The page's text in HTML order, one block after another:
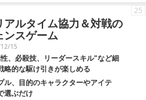
ルタイム協力＆対戦の
ンスゲーム
15
、必殺技、リーダースキル"など細
略的な駆け引きが楽しめる
ル、目的のキャラクターやアイテ
選ぶだけ
25